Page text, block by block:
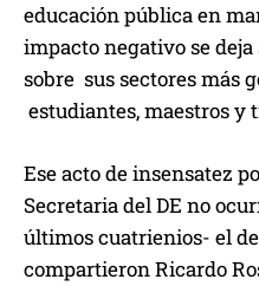
educación pública en
impacto negativo se
sobre sus sectores más
estudiantes, maestros y
Ese acto de insensatez
Secretaria del DE no
últimos cuatrienios- el
compartieron Ricardo